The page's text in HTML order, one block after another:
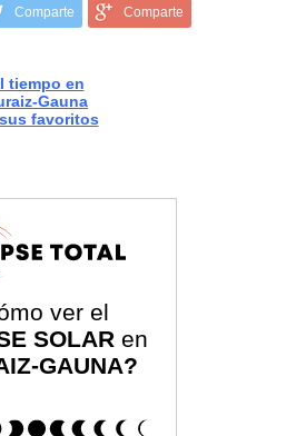
Comparte Comparte
tiempo en
Gauna
favoritos
ver el
SOLAR en
GAUNA?